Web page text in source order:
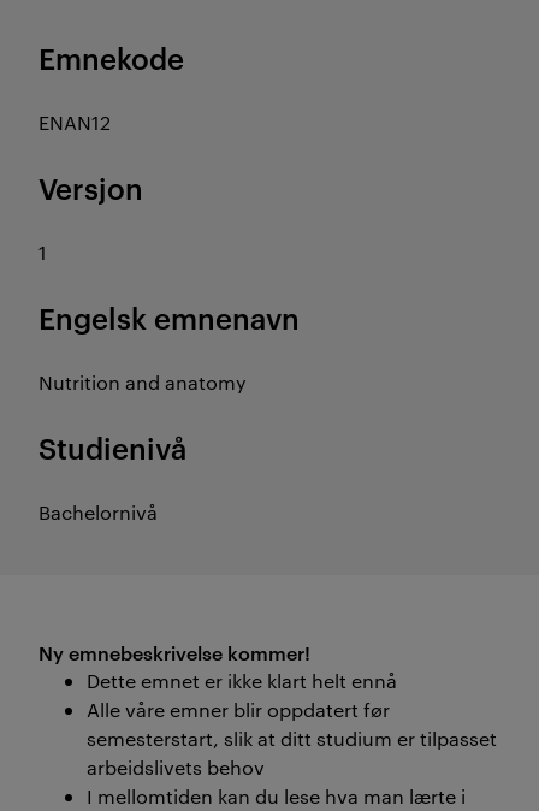
Emnekode
ENAN12
Versjon
1
Engelsk emnenavn
Nutrition and anatomy
Studienivå
Bachelornivå
Ny emnebeskrivelse kommer!
Dette emnet er ikke klart helt ennå
Alle våre emner blir oppdatert før
semesterstart, slik at ditt studium er tilpasset
arbeidslivets behov
I mellomtiden kan du lese hva man lærte i